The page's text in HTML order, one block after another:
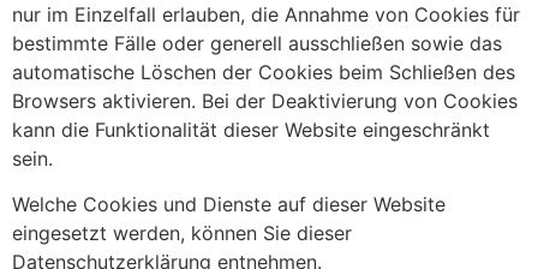
nur im Einzelfall erlauben, die Annahme von Cookies für
bestimmte Fälle oder generell ausschließen sowie das
automatische Löschen der Cookies beim Schließen des
Browsers aktivieren. Bei der Deaktivierung von Cookies
kann die Funktionalität dieser Website eingeschränkt
sein.
Welche Cookies und Dienste auf dieser Website
eingesetzt werden, können Sie dieser
Datenschutzerklärung entnehmen.